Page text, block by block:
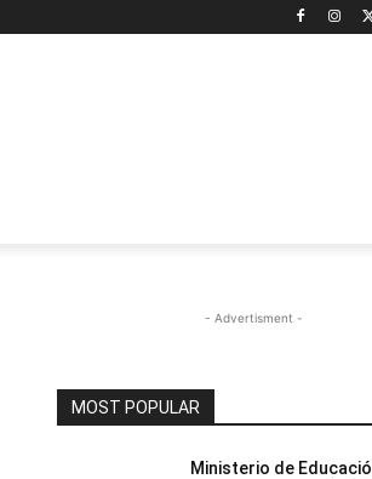
- Advertisment -
MOST POPULAR
Ministerio de